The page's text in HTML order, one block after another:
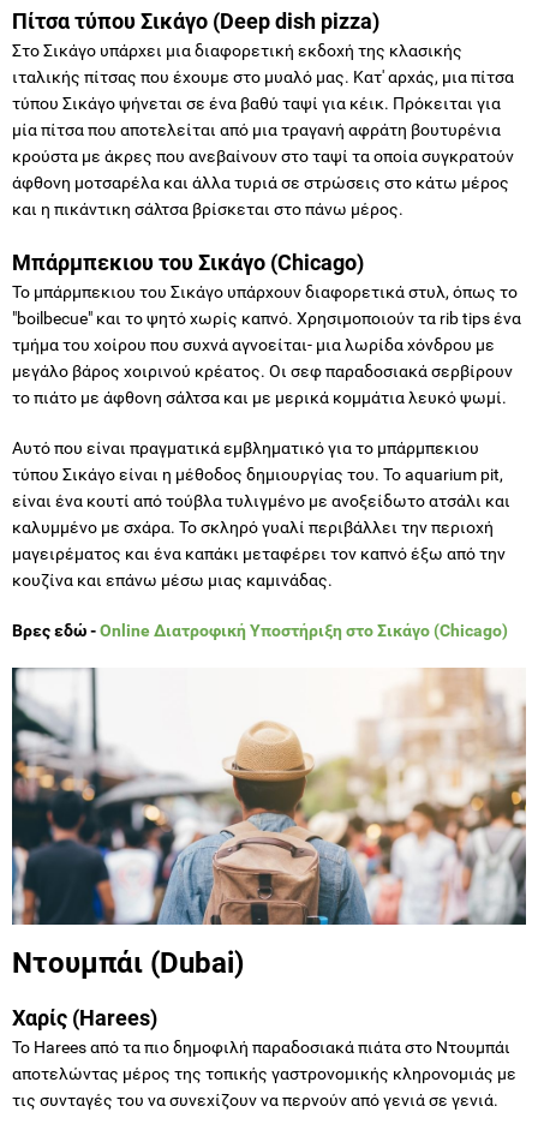
Πίτσα τύπου Σικάγο (Deep dish pizza)
Στο Σικάγο υπάρχει μια διαφορετική εκδοχή της κλασικής
ιταλικής πίτσας που έχουμε στο μυαλό μας. Κατ' αρχάς, μια πίτσα
τύπου Σικάγο ψήνεται σε ένα βαθύ ταψί για κέικ. Πρόκειται για
μία πίτσα που αποτελείται από μια τραγανή αφράτη βουτυρένια
κρούστα με άκρες που ανεβαίνουν στο ταψί τα οποία συγκρατούν
άφθονη μοτσαρέλα και άλλα τυριά σε στρώσεις στο κάτω μέρος
και η πικάντικη σάλτσα βρίσκεται στο πάνω μέρος.
Μπάρμπεκιου του Σικάγο (Chicago)
Το μπάρμπεκιου του Σικάγο υπάρχουν διαφορετικά στυλ, όπως το
"boilbecue" και το ψητό χωρίς καπνό. Χρησιμοποιούν τα rib tips ένα
τμήμα του χοίρου που συχνά αγνοείται- μια λωρίδα χόνδρου με
μεγάλο βάρος χοιρινού κρέατος. Οι σεφ παραδοσιακά σερβίρουν
το πιάτο με άφθονη σάλτσα και με μερικά κομμάτια λευκό ψωμί.
Αυτό που είναι πραγματικά εμβληματικό για το μπάρμπεκιου
τύπου Σικάγο είναι η μέθοδος δημιουργίας του. Το aquarium pit,
είναι ένα κουτί από τούβλα τυλιγμένο με ανοξείδωτο ατσάλι και
καλυμμένο με σχάρα. Το σκληρό γυαλί περιβάλλει την περιοχή
μαγειρέματος και ένα καπάκι μεταφέρει τον καπνό έξω από την
κουζίνα και επάνω μέσω μιας καμινάδας.
Βρες εδώ -Online Διατροφική Υποστήριξη στο Σικάγο (Chicago)
Ντουμπάι (Dubai)
Χαρίς (Harees)
Το Harees από τα πιο δημοφιλή παραδοσιακά πιάτα στο Ντουμπάι
αποτελώντας μέρος της τοπικής γαστρονομικής κληρονομιάς με
τις συνταγές του να συνεχίζουν να περνούν από γενιά σε γενιά.